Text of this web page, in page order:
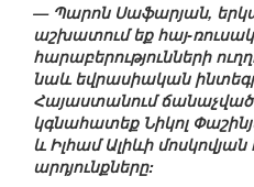
— Պարոն Սաֆարյան,
աշխատում եք հայ-
հարաբերությունների
նաև եվրասիական
Հայաստանում
կգնահատեք Նիկոլ
և Իլհամ Ալիևի
արդյունքները: